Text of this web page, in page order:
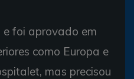
foi aprovado em
como Europa e
mas precisou